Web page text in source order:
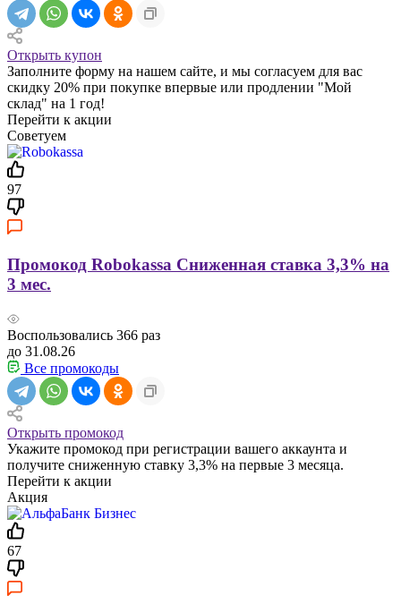
Открыть купон
Заполните форму на нашем сайте, и мы согласуем для вас
скидку 20% при покупке впервые или продлении "Мой
склад" на 1 год!
Перейти к акции
Советуем
97
Промокод Robokassa Сниженная ставка 3,3% на
3 мес.
Воспользовались 366 раз
до 31.08.26
Все промокоды
Открыть промокод
Укажите промокод при регистрации вашего аккаунта и
получите сниженную ставку 3,3% на первые 3 месяца.
Перейти к акции
Акция
67